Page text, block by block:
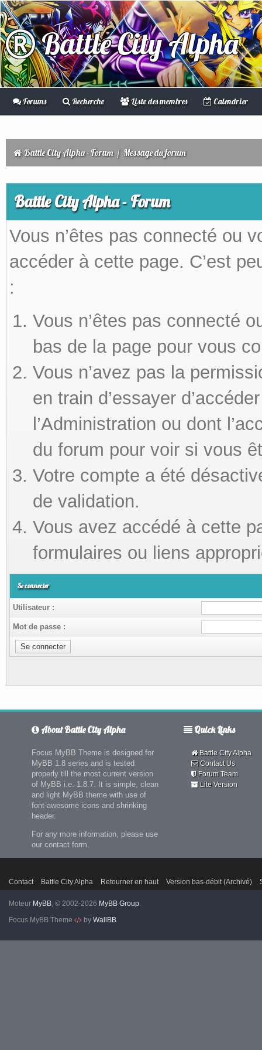
Battle City Alpha
Forums Recherche Liste des membres Calendrier
Battle City Alpha - Forum / Message du forum
Battle City Alpha - Forum
Vous n’êtes pas connecté ou
accéder à cette page. C’est
:
Vous n’êtes pas connecté
bas de la page pour vous
Vous n’avez pas la
en train d’essayer
l’Administration ou dont
du forum pour voir si vous
Votre compte a été
de validation.
Vous avez accédé à cette
formulaires ou liens
Se connecter
Utilisateur :
Mot de passe :
About Battle City Alpha
Focus MyBB Theme is designed for
MyBB 1.8 series and is tested
properly till the most current version
of MyBB i.e. 1.8.7. It is simple, clean
and light MyBB theme with use of
font-awesome icons and shrinking
header.
For any more information, please use
our contact form.
Quick Links
Battle City Alpha
Contact Us
Forum Team
Lite Version
Contact Battle City Alpha Retourner en haut Version bas-débit (Archivé)
Moteur MyBB, © 2002-2026 MyBB Group.
Focus MyBB Theme
by WallBB